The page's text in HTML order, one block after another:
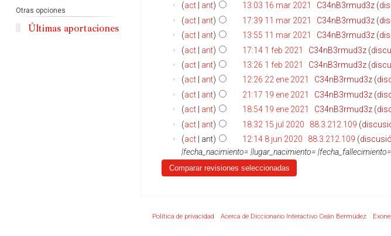
act
ant 13:03 16 mar 2021 C34nB3rmud3z
act
ant 17:39 11 mar 2021 C34nB3rmud3z
act
ant 13:55 11 mar 2021 C34nB3rmud3z
act
ant 17:14 1 feb 2021 C34nB3rmud3z
act
ant 13:26 1 feb 2021 C34nB3rmud3z
act
ant 12:26 22 ene 2021 C34nB3rmud3z
act
ant 21:17 19 ene 2021 C34nB3rmud3z
act
ant 18:54 19 ene 2021 C34nB3rmud3z
act
ant 18:32 15 jul 2020 88.3.212.109
act
ant 12:14 8 jun 2020 88.3.212.109
|fecha_nacimiento= |lugar_nacimiento=
Otras opciones
Últimas aportaciones
Política de privacidad Acerca de Diccionario Interactivo Ceán Bermúdez